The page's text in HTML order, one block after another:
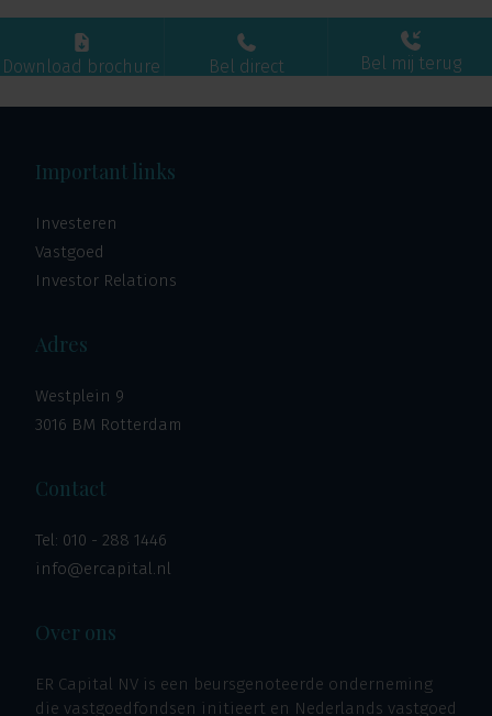
Download brochure Bel direct Bel mij terug
Important links
Investeren
Vastgoed
Investor Relations
Adres
Westplein 9
3016 BM Rotterdam
Contact
Tel: 010 - 288 1446
info@ercapital.nl
Over ons
ER Capital NV is een beursgenoteerde onderneming
die vastgoedfondsen initieert en Nederlands vastgoed